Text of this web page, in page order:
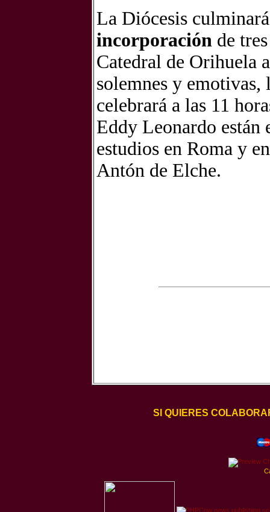
La Diócesis
incorporación de
Catedral de Orihuela
solemnes y emotivas,
celebrará a las 11
Eddy Leonardo
estudios en Roma y
Antón de Elche.
SI QUIERES